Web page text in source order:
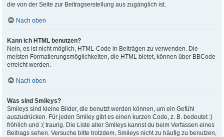
die von der Seite zur Beitragserstellung aus zugänglich ist.
Nach oben
Kann ich HTML benutzen?
Nein, es ist nicht möglich, HTML-Code in Beiträgen zu verwenden. Die
meisten Formatierungsmöglichkeiten, die HTML bietet, können über BBCode
erreicht werden.
Nach oben
Was sind Smileys?
Smileys sind kleine Bilder, die benutzt werden können, um ein Gefühl
auszudrücken. Für jeden Smiley gibt es einen kurzen Code, z. B. bedeutet :)
fröhlich und :( traurig. Die Liste aller Smileys kannst du beim Verfassen eines
Beitrags sehen. Versuche bitte trotzdem, Smileys nicht zu häufig zu benutzen,